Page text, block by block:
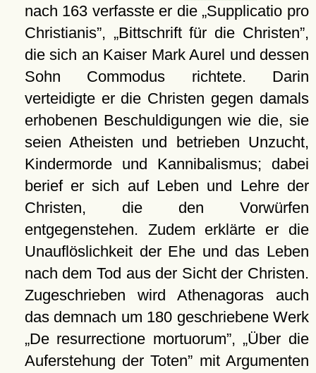
nach 163 verfasste er die Supplicatio pro
Christianis , Bittschrift für die Christen ,
die sich an Kaiser Mark Aurel und dessen
Sohn Commodus richtete. Darin
verteidigte er die Christen gegen damals
erhobenen Beschuldigungen wie die, sie
seien Atheisten und betrieben Unzucht,
Kindermorde und Kannibalismus; dabei
berief er sich auf Leben und Lehre der
Christen, die den Vorwürfen
entgegenstehen. Zudem erklärte er die
Unauflöslichkeit der Ehe und das Leben
nach dem Tod aus der Sicht der Christen.
Zugeschrieben wird Athenagoras auch
das demnach um 180 geschriebene Werk
De resurrectione mortuorum , Über die
Auferstehung der Toten
mit Argumenten